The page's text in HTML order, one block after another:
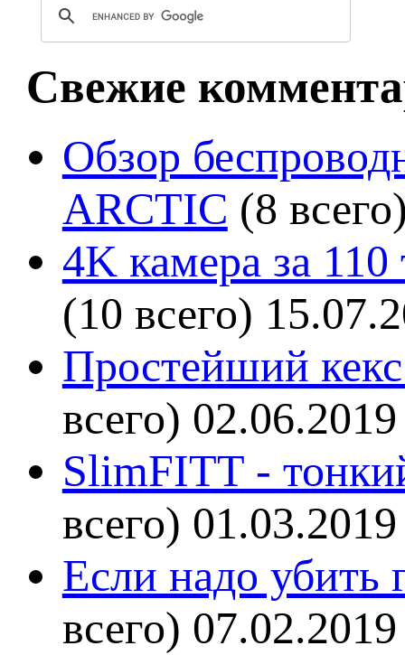
Свежие
Обзор
ARCTIC (8
4K камера за
(10 всего)
Простейший кекс
всего) 02.06.2019
SlimFITT -
всего) 01.03.2019
Если надо убить
всего) 07.02.2019